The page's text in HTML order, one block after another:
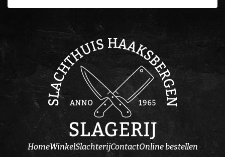
HomeWinkelSlachterijContactOnline bestellen